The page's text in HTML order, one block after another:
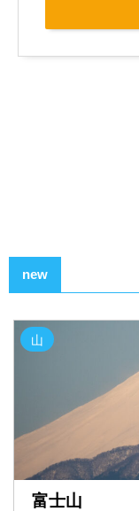
new
山
富士山